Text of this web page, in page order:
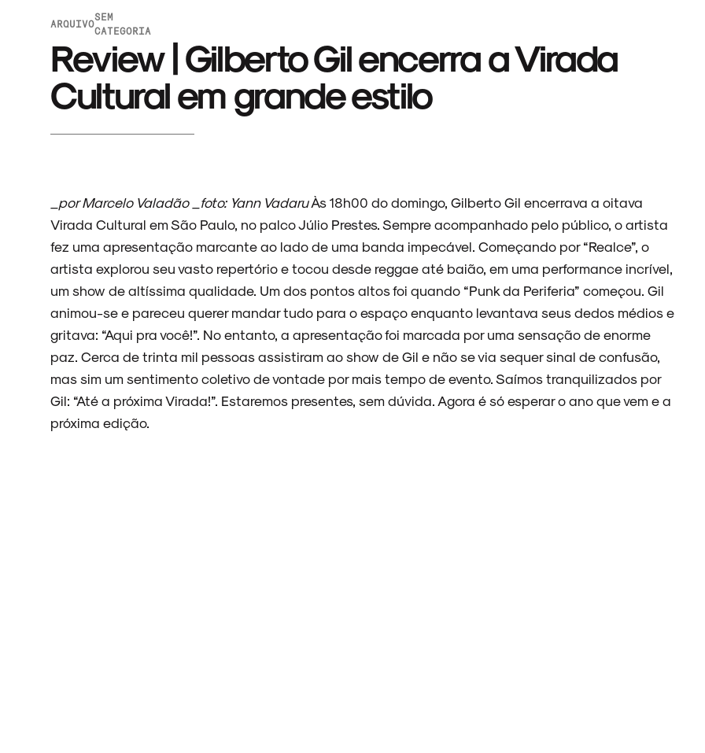
ARQUIVO
ARQUIVO
SEM
CATEGORIA
Review | Gilberto Gil encerra a Virada
Cultural em grande estilo
_por Marcelo Valadão _foto: Yann VadaruÀs 18h00 do domingo, Gilberto Gil encerrava a oitava
Virada Cultural em São Paulo, no palco Júlio Prestes. Sempre acompanhado pelo público, o artista
fez uma apresentação marcante ao lado de uma banda impecável. Começando por “Realce”, o
artista explorou seu vasto repertório e tocou desde reggae até baião, em uma performance incrível,
um show de altíssima qualidade. Um dos pontos altos foi quando “Punk da Periferia” começou. Gil
animou-se e pareceu querer mandar tudo para o espaço enquanto levantava seus dedos médios e
gritava: “Aqui pra você!”. No entanto, a apresentação foi marcada por uma sensação de enorme
paz. Cerca de trinta mil pessoas assistiram ao show de Gil e não se via sequer sinal de confusão,
mas sim um sentimento coletivo de vontade por mais tempo de evento. Saímos tranquilizados por
Gil: “Até a próxima Virada!”. Estaremos presentes, sem dúvida. Agora é só esperar o ano que vem e a
próxima edição.